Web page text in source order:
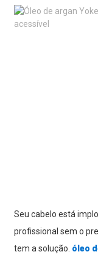
Seu cabelo está
profissional sem o
tem a solução. óleo